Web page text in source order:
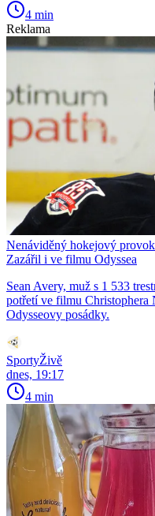
4 min
Reklama
Nenáviděný hokejový
Zazářil i ve filmu Odyssea
Sean Avery, muž s 1 533
potřetí ve filmu Christophera
Odysseovy posádky.
SportyŽivě
dnes, 19:17
4 min